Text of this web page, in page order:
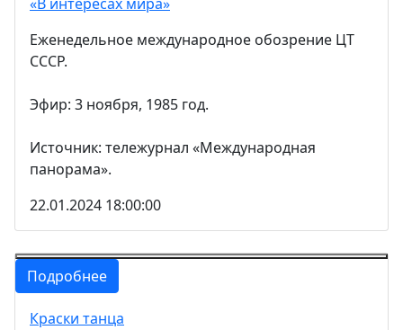
Еженедельное международное обозрение ЦТ
СССР.
Эфир: 3 ноября, 1985 год.
Источник: тележурнал «Международная
панорама».
22.01.2024 18:00:00
Подробнее
Краски танца